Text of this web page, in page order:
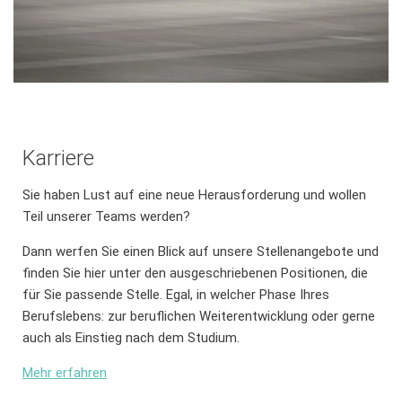
Karriere
Sie haben Lust auf eine neue Herausforderung und wollen
Teil unserer Teams werden?
Dann werfen Sie einen Blick auf unsere Stellenangebote und
finden Sie hier unter den ausgeschriebenen Positionen, die
für Sie passende Stelle. Egal, in welcher Phase Ihres
Berufslebens: zur beruflichen Weiterentwicklung oder gerne
auch als Einstieg nach dem Studium.
Mehr erfahren